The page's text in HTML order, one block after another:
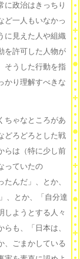
に政治はきっちり
ど一人もいなかっ
に見えた人や組織
を許可した人物が
そうした行動を指
かり理解すべきな
ちゃなところがあ
どろどろとした戦
らは（特に少し前
っていたの
んだ」、とか、
、とか、「自分達
しようとする人々
も、「日本は、
、ごまかしている